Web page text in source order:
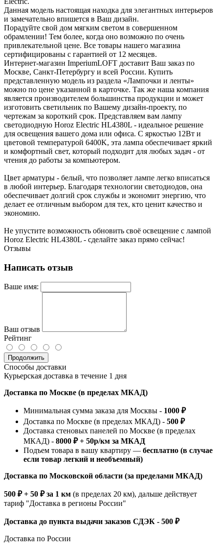
Данная модель настоящая находка для элегантных интерьеров
и замечательно впишется в Ваш дизайн.
Порадуйте свой дом мягким светом в совершенном
обрамлении! Тем более, когда оно возможно по очень
привлекательной цене. Все товары нашего магазина
сертифицированы с гарантией от 12 месяцев.
Интернет-магазин ImperiumLOFT доставит Ваш заказ по
Москве, Санкт-Петербургу и всей России. Купить
представленную модель из раздела «Лампочки и ленты»
можно по цене указанной в карточке. Так же наша компания
является производителем большинства продукции и может
изготовить светильник по Вашему дизайн-проекту, по
чертежам за короткий срок. Представляем вам лампу
светодиодную Horoz Electric HL4380L - идеальное решение
для освещения вашего дома или офиса. С яркостью 12Вт и
цветовой температурой 6400K, эта лампа обеспечивает яркий
и комфортный свет, который подходит для любых задач - от
чтения до работы за компьютером.
Цвет арматуры - белый, что позволяет лампе легко вписаться
в любой интерьер. Благодаря технологии светодиодов, она
обеспечивает долгий срок службы и экономит энергию, что
делает ее отличным выбором для тех, кто ценит качество и
экономию.
Не упустите возможность обновить своё освещение с лампой
Horoz Electric HL4380L - сделайте заказ прямо сейчас!
Отзывы
Написать отзыв
Ваше имя:
Ваш отзыв
Рейтинг
Продолжить
Способы доставки
Курьерская доставка в течение 1 дня
Доставка по Москве (в пределах МКАД)
Минимальная сумма заказа для Москвы - 1000 ₽
Доставка по Москве (в пределах МКАД) - 500 ₽
Доставка стеновых панелей по Москве (в пределах
МКАД) - 8000 ₽ + 50р/км за МКАД
Подъем товара в вашу квартиру — бесплатно (в случае
если товар легкий и необъемный)
Доставка по Московской области (за пределами МКАД)
500 ₽ + 50 ₽ за 1 км (в пределах 20 км), дальше действует
тариф "Доставка в регионы России"
Доставка до пункта выдачи заказов СДЭК - 500 ₽
Доставка по России